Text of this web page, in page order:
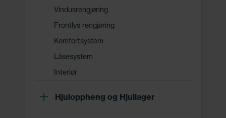
Vindusrengjøring
Frontlys rengjøring
Komfortsystem
Låsesystem
Interiør
Hjuloppheng og Hjullager